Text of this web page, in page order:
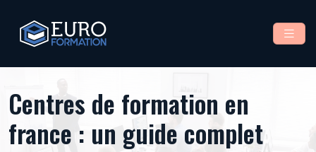
Centres de formation en
france : un guide complet